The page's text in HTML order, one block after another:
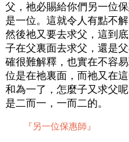
父，祂必賜給你們另一位
是一位。這就令人有點不
然後祂又要去求父，這到
子在父裏面去求父，還是
確很難解釋，也實在不容
位是在祂裏面，而祂又在
和為一了，怎麼子又求父
是二而一，一而二的。
『另一位保惠師』